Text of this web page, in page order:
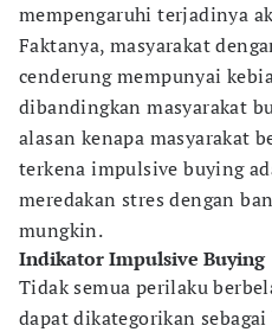
mempengaruhi terjadinya
Faktanya, masyarakat
cenderung mempunyai
dibandingkan masyarakat
alasan kenapa masyarakat
terkena impulsive buying
meredakan stres dengan
mungkin.
Indikator Impulsive Buying
Tidak semua perilaku
dapat dikategorikan